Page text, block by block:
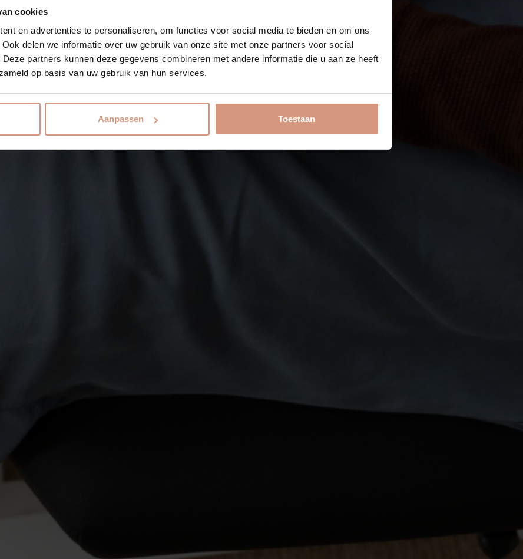
cookies
en advertenties te personaliseren, om functies voor social media te bieden en om ons
delen we informatie over uw gebruik van onze site met onze partners voor social
partners kunnen deze gegevens combineren met andere informatie die u aan ze heeft
op basis van uw gebruik van hun services.
Aanpassen Toestaan